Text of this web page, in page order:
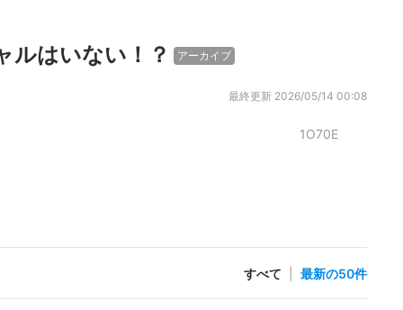
ルはいない！？ アーカイブ
最終更新 2026/05/14 00:08
1O70E
すべて 最新の50件